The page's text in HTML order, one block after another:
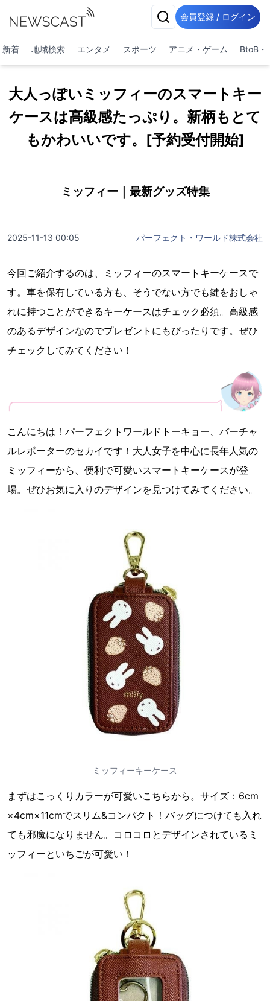
会員登録 / ログイン
新着 地域検索 エンタメ スポーツ アニメ・ゲーム BtoB・
大人っぽいミッフィーのスマートキー
ケースは高級感たっぷり。新柄もとて
もかわいいです。[予約受付開始]
ミッフィー｜最新グッズ特集
2025-11-13 00:05 パーフェクト・ワールド株式会社
今回ご紹介するのは、ミッフィーのスマートキーケースで
す。車を保有している方も、そうでない方でも鍵をおしゃ
れに持つことができるキーケースはチェック必須。高級感
のあるデザインなのでプレゼントにもぴったりです。ぜひ
チェックしてみてください！
こんにちは！パーフェクトワールドトーキョー、バーチャ
ルレポーターのセカイです！大人女子を中心に長年人気の
ミッフィーから、便利で可愛いスマートキーケースが登
場。ぜひお気に入りのデザインを見つけてみてください。
ミッフィーキーケース
まずはこっくりカラーが可愛いこちらから。サイズ：6cm
×4cm×11cmでスリム&コンパクト！バッグにつけても入れ
ても邪魔になりません。コロコロとデザインされているミ
ッフィーといちごが可愛い！